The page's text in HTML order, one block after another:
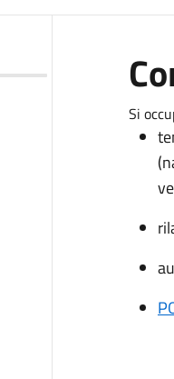
Si